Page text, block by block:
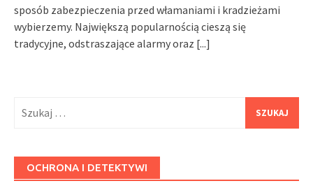
sposób zabezpieczenia przed włamaniami i kradzieżami
wybierzemy. Największą popularnością cieszą się
tradycyjne, odstraszające alarmy oraz [...]
OCHRONA I DETEKTYWI